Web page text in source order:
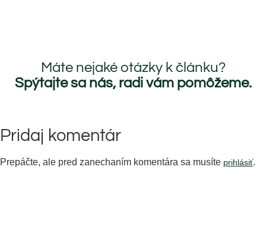
Máte nejaké otázky k článku?
Spýtajte sa nás, radi vám pomôžeme.
Pridaj komentár
Prepáčte, ale pred zanechaním komentára sa musíte prihlásiť.